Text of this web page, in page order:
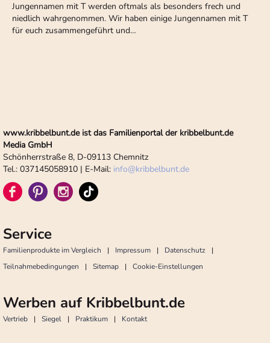
Jungennamen mit T werden oftmals als besonders frech und
niedlich wahrgenommen. Wir haben einige Jungennamen mit T
für euch zusammengeführt und…
www.kribbelbunt.de ist das Familienportal der kribbelbunt.de
Media GmbH
Schönherrstraße 8, D-09113 Chemnitz
Tel.: 037145058910 | E-Mail: info@kribbelbunt.de
Service
Familienprodukte im Vergleich Impressum
Datenschutz
Teilnahmebedingungen
Sitemap Cookie-Einstellungen
Werben auf Kribbelbunt.de
Vertrieb Siegel Praktikum Kontakt